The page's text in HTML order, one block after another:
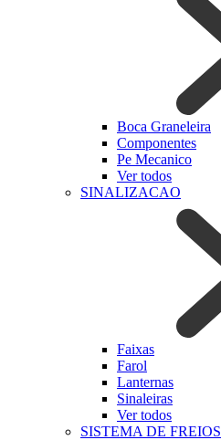
Boca Graneleira
Componentes
Pe Mecanico
Ver todos
SINALIZACAO
Faixas
Farol
Lanternas
Sinaleiras
Ver todos
SISTEMA DE FREIOS